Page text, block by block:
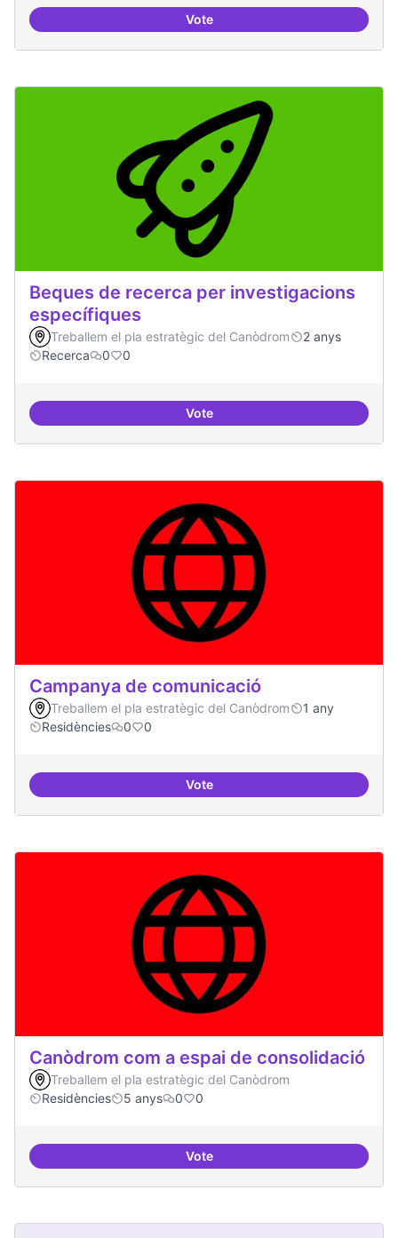
VoteBBDD treballada i sòlida
Beques de recerca per investigacions
específiques
Treballem el pla estratègic del Canòdrom
2 anys
Recerca
0 0
VoteBeques de recerca per
Campanya de comunicació
Treballem el pla estratègic del Canòdrom
1 any
Residències
0 0
VoteCampanya de comunicació
Canòdrom com a espai de consolidació
Treballem el pla estratègic del Canòdrom
Residències
5 anys 0 0
VoteCanòdrom com a espai de